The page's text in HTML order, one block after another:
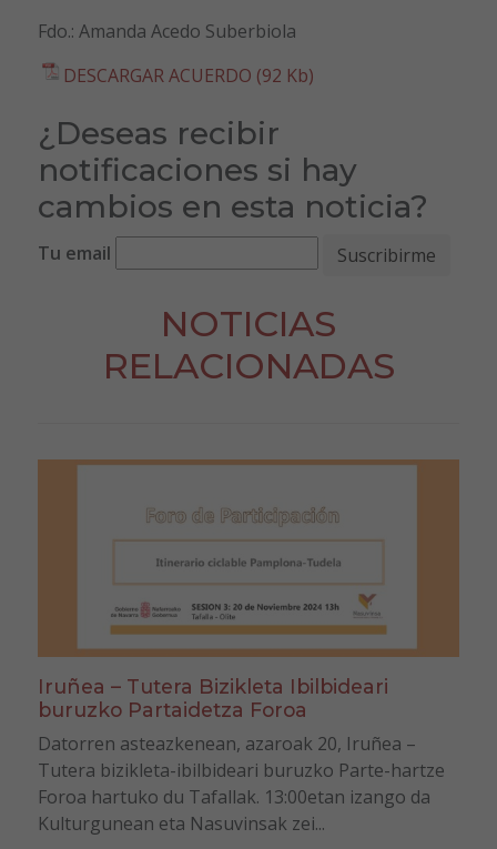
Fdo.: Amanda Acedo Suberbiola
DESCARGAR ACUERDO (92 Kb)
¿Deseas recibir
notificaciones si hay
cambios en esta noticia?
Tu email
NOTICIAS
RELACIONADAS
Iruñea – Tutera Bizikleta Ibilbideari
buruzko Partaidetza Foroa
Datorren asteazkenean, azaroak 20, Iruñea –
Tutera bizikleta-ibilbideari buruzko Parte-hartze
Foroa hartuko du Tafallak. 13:00etan izango da
Kulturgunean eta Nasuvinsak zei...